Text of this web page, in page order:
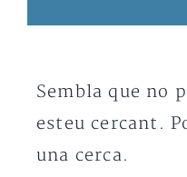
Sembla que no
esteu cercant.
una cerca.